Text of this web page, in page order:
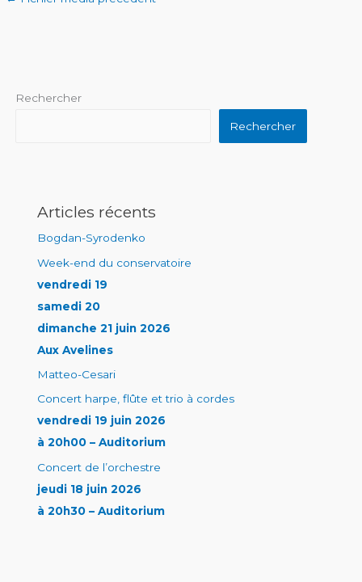
Rechercher
Rechercher
Articles récents
Bogdan-Syrodenko
Week-end du conservatoire
vendredi 19
samedi 20
dimanche 21 juin 2026
Aux Avelines
Matteo-Cesari
Concert harpe, flûte et trio à cordes
vendredi 19 juin 2026
à 20h00 – Auditorium
Concert de l’orchestre
jeudi 18 juin 2026
à 20h30 – Auditorium